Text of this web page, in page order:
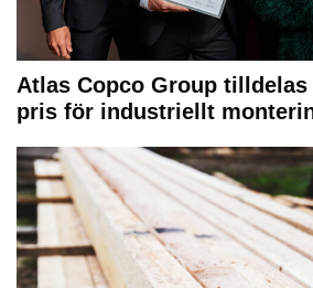
Atlas Copco Group
pris för industriellt